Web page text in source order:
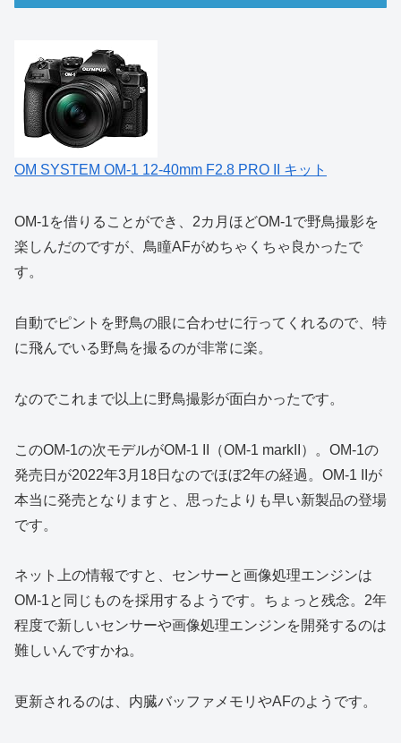
OM SYSTEM OM-1 12-40mm F2.8 PRO II キット
OM-1を借りることができ、2カ月ほどOM-1で野鳥撮影を
楽しんだのですが、鳥瞳AFがめちゃくちゃ良かったで
す。
自動でピントを野鳥の眼に合わせに行ってくれるので、特
に飛んでいる野鳥を撮るのが非常に楽。
なのでこれまで以上に野鳥撮影が面白かったです。
このOM-1の次モデルがOM-1 II（OM-1 markII）。OM-1の
発売日が2022年3月18日なのでほぼ2年の経過。OM-1 IIが
本当に発売となりますと、思ったよりも早い新製品の登場
です。
ネット上の情報ですと、センサーと画像処理エンジンは
OM-1と同じものを採用するようです。ちょっと残念。2年
程度で新しいセンサーや画像処理エンジンを開発するのは
難しいんですかね。
更新されるのは、内臓バッファメモリやAFのようです。